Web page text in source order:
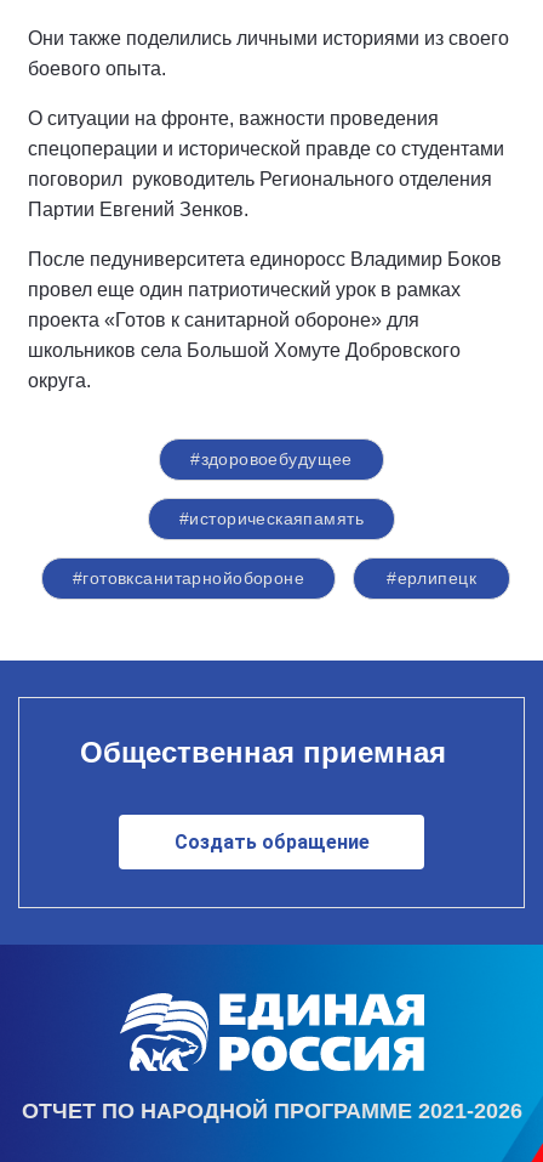
Они также поделились личными историями из своего
боевого опыта.
О ситуации на фронте, важности проведения
спецоперации и исторической правде со студентами
поговорил руководитель Регионального отделения
Партии Евгений Зенков.
После педуниверситета единоросс Владимир Боков
провел еще один патриотический урок в рамках
проекта «Готов к санитарной обороне» для
школьников села Большой Хомуте Добровского
округа.
#здоровоебудущее
#историческаяпамять
#готовксанитарнойобороне #ерлипецк
Общественная приемная
Создать обращение
ОТЧЕТ ПО НАРОДНОЙ ПРОГРАММЕ 2021-2026